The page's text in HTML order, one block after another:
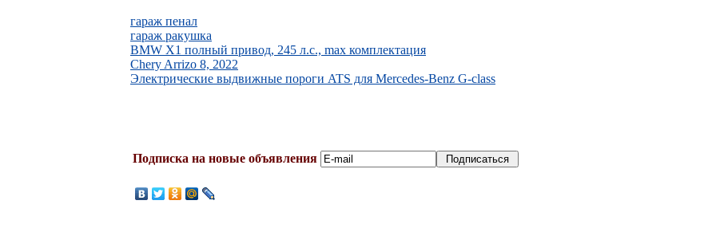
гараж пенал
гараж ракушка
BMW X1 полный привод, 245 л.с., max комплектация
Chery Arrizo 8, 2022
Электрические выдвижные пороги ATS для Mercedes-Benz G-class
Подписка на новые объявления